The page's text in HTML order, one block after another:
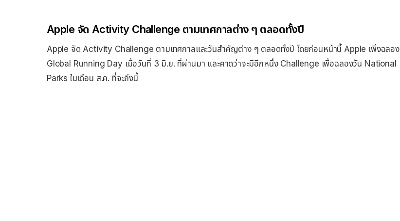
Apple จัด Activity Challenge ตามเทศกาลต่าง ๆ ตลอดทั้งปี
Apple จัด Activity Challenge ตามเทศกาลและวันสำคัญต่าง ๆ ตลอดทั้งปี โดยก่อนหน้านี้ Apple เพิ่งฉลอง
Global Running Day เมื่อวันที่ 3 มิ.ย. ที่ผ่านมา และคาดว่าจะมีอีกหนึ่ง Challenge เพื่อฉลองวัน National
Parks ในเดือน ส.ค. ที่จะถึงนี้